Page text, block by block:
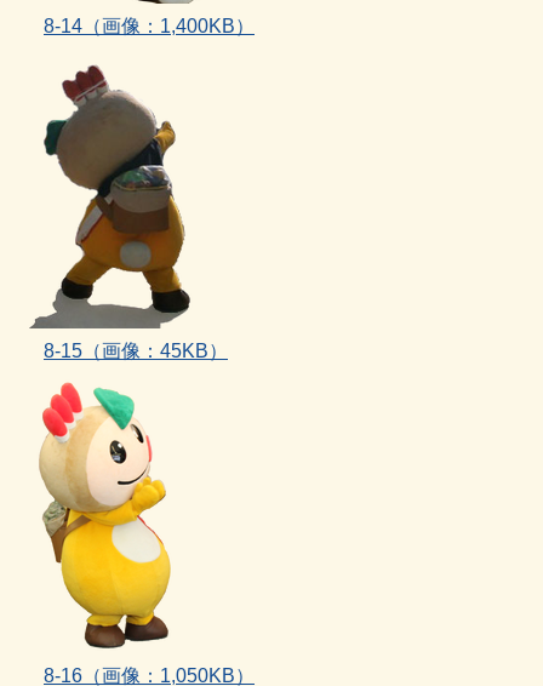
8‐14 （画像：1,400KB）
8‐15（画像：45KB）
8‐16 （画像：1,050KB）